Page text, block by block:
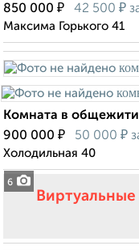
850 000 ₽ 42 500 ₽
Максима Горького 41
6
Комната в
900 000 ₽ 50 000 ₽
Холодильная 40